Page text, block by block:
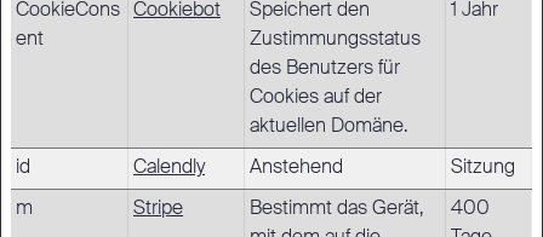
CookieCons
ent
Cookiebot
Speichert den
Zustimmungsstatus
des Benutzers für
Cookies auf der
aktuellen Domäne.
1 Jahr
id Calendly Anstehend Sitzung
m Stripe
Bestimmt das Gerät,
400